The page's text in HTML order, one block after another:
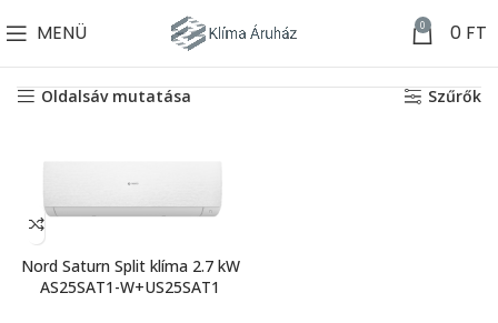
MENÜ 0 0 FT
Nord
Oldalsáv mutatása
Szűrők
Nord Saturn Split klíma 2.7 kW
AS25SAT1-W+US25SAT1